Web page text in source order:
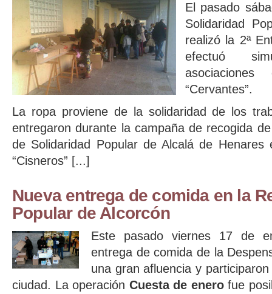
El pasado
Solidaridad
realizó la 2ª
efectuó
“Cervantes”.
La ropa proviene de la solidaridad de los
entregaron durante la campaña de recogida
de Solidaridad Popular de Alcalá de Henares
“Cisneros” [...]
Nueva entrega de comida en la
Popular de Alcorcón
Este pasado viernes 17 de
entrega de comida de la
una gran afluencia y
ciudad. La operación Cuesta de enerofue